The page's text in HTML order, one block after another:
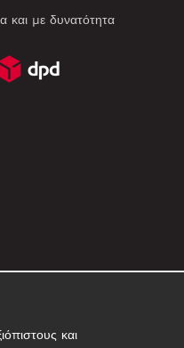
και με δυνατότητα
προϊόντα σε αυτήν
και